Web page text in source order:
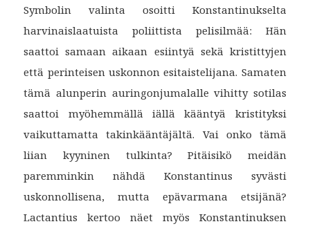
Symbolin valinta osoitti Konstantinukselta
harvinaislaatuista poliittista pelisilmää: Hän
saattoi samaan aikaan esiintyä sekä kristittyjen
että perinteisen uskonnon esitaistelijana. Samaten
tämä alunperin auringonjumalalle vihitty sotilas
saattoi myöhemmällä iällä kääntyä kristityksi
vaikuttamatta takinkääntäjältä. Vai onko tämä
liian kyyninen tulkinta? Pitäisikö meidän
paremminkin nähdä Konstantinus syvästi
uskonnollisena, mutta epävarmana etsijänä?
Lactantius kertoo näet myös Konstantinuksen